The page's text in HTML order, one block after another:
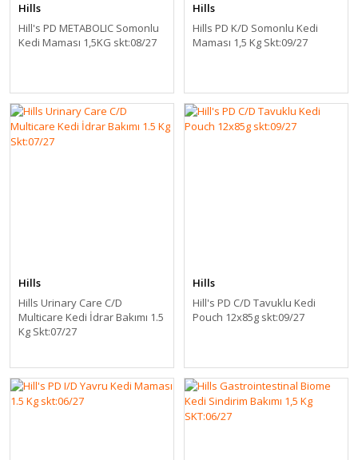
Hills
Hill's PD METABOLIC Somonlu
Kedi Maması 1,5KG skt:08/27
Hills
Hills PD K/D Somonlu Kedi
Maması 1,5 Kg Skt:09/27
Hills
Hills Urinary Care C/D
Multicare Kedi İdrar Bakımı 1.5
Kg Skt:07/27
Hills
Hill's PD C/D Tavuklu Kedi
Pouch 12x85g skt:09/27